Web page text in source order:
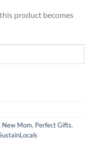
product becomes
New Mom, Perfect Gifts,